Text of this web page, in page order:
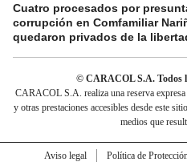
Cuatro procesados por
corrupción en Comfamiliar
quedaron privados de la
© CARACOL S.A. Todos
CARACOL S.A. realiza una reserva
y otras prestaciones accesibles desde este
medios que
Aviso legal Política de